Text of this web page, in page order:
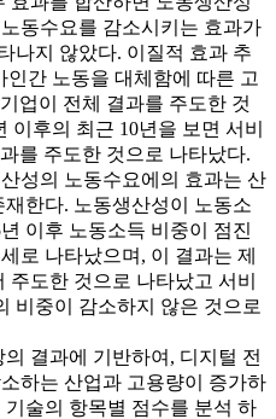
동수요를 감소시키는 효과가
나지 않았다. 이질적 효과 추
인간 노동을 대체함에 따른 고
업이 전체 결과를 주도한 것
이후의 최근 10년을 보면 서비
를 주도한 것으로 나타났다.
성의 노동수요에의 효과는 산
한다. 노동생산성이 노동소
이후 노동소득 비중이 점진
로 나타났으며, 이 결과는 제
도한 것으로 나타났고 서비
비중이 감소하지 않은 것으로
결과에 기반하여, 디지털 전
하는 산업과 고용량이 증가하
술의 항목별 점수를 분석 하